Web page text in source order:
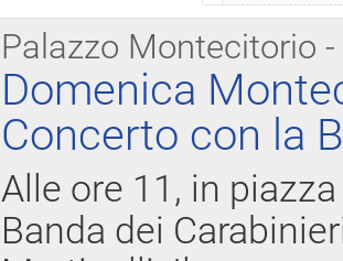
Palazzo Montecitorio
Domenica
Concerto con la
Alle ore 11, in
Banda dei